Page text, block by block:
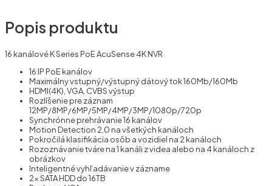
Popis produktu
16 kanálové K Series PoE AcuSense 4K NVR
16 IP PoE kanálov
Maximálny vstupný/výstupný dátový tok 160Mb/160Mb
HDMI(4K), VGA, CVBS výstup
Rozlíšenie pre záznam
12MP/8MP/6MP/5MP/4MP/3MP/1080p/720p
Synchrónne prehrávanie 16 kanálov
Motion Detection 2.0 na všetkých kanáloch
Pokročilá klasifikácia osôb a vozidiel na 2 kanáloch
Rozoznávanie tváre na 1 kanáli z videa alebo na 4 kanáloch z
obrázkov
Inteligentné vyhľadávanie v zázname
2x SATA HDD do 16TB